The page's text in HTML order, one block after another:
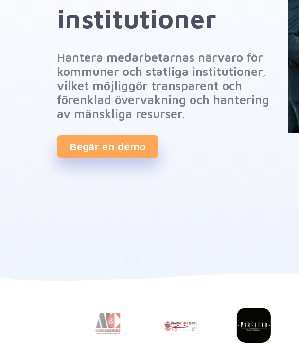
institutioner
Hantera medarbetarnas närvaro för
kommuner och statliga institutioner,
vilket möjliggör transparent och
förenklad övervakning och hantering
av mänskliga resurser.
Begär en demo